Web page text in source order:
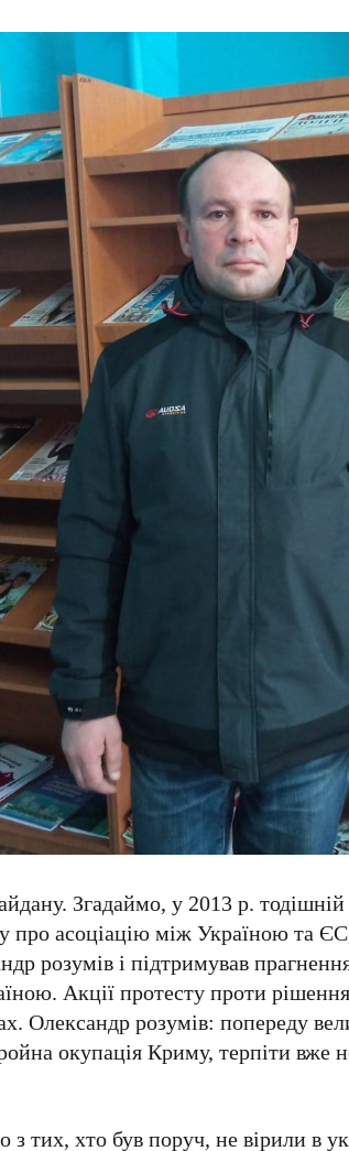
Згадаймо, у 2013 р.
про асоціацію між Україною та
розумів і підтримував
Акції протесту проти
Олександр розумів: попереду
окупація Криму, терпіти вже
з тих, хто був поруч, не вірили в